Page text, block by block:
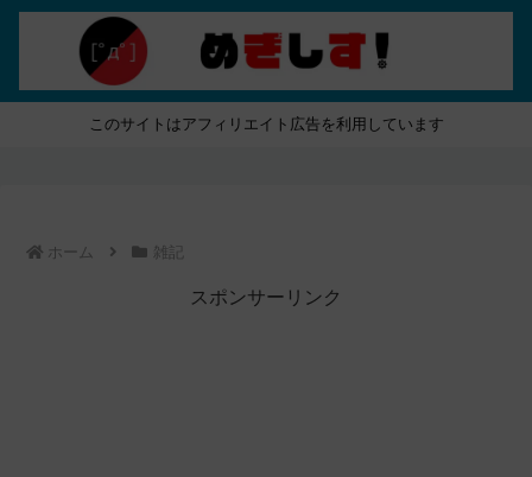
このサイトはアフィリエイト広告を利用しています
ホーム 雑記
スポンサーリンク